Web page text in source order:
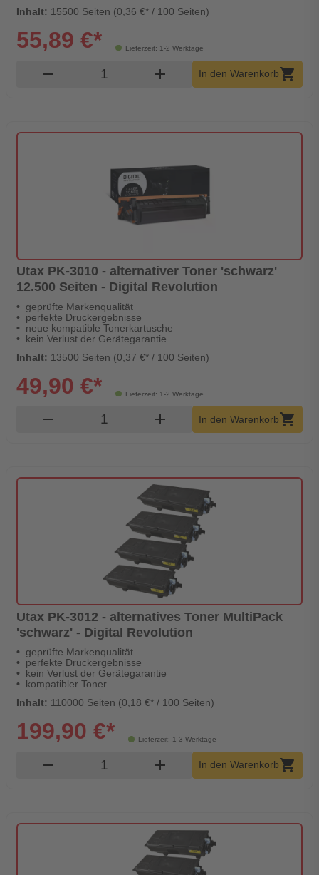
Inhalt: 15500 Seiten (0,36 €* / 100 Seiten)
Lieferzeit: 1-2 Werktage
55,89 €*
remove Produkt Warenkorb Menge
add In den Warenkorbshopping_cart
Utax PK-3010 - alternativer Toner 'schwarz'
12.500 Seiten - Digital Revolution
geprüfte Markenqualität
perfekte Druckergebnisse
neue kompatible Tonerkartusche
kein Verlust der Gerätegarantie
Inhalt: 13500 Seiten (0,37 €* / 100 Seiten)
Lieferzeit: 1-2 Werktage
49,90 €*
remove Produkt Warenkorb Menge
add In den Warenkorbshopping_cart
Utax PK-3012 - alternatives Toner MultiPack
'schwarz' - Digital Revolution
geprüfte Markenqualität
perfekte Druckergebnisse
kein Verlust der Gerätegarantie
kompatibler Toner
Inhalt: 110000 Seiten (0,18 €* / 100 Seiten)
Lieferzeit: 1-3 Werktage
199,90 €*
remove Produkt Warenkorb Menge
add In den Warenkorbshopping_cart